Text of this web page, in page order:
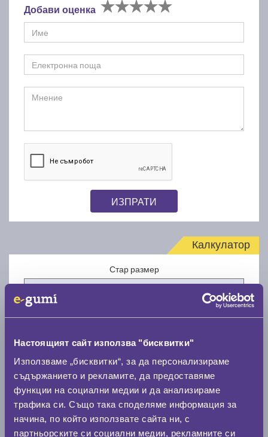
Настоящият сайт използва "бисквитки"
Използваме „бисквитки“, за да персонализираме
съдържанието и рекламите, да предоставяме
функции на социални медии и да анализираме
трафика си. Също така споделяме информация за
начина, по който използвате сайта ни, с
партньорските си социални медии, рекламните си
Добави оценка
ИЗПРАТИ
Калкулатор
Стар размер
Нов размер